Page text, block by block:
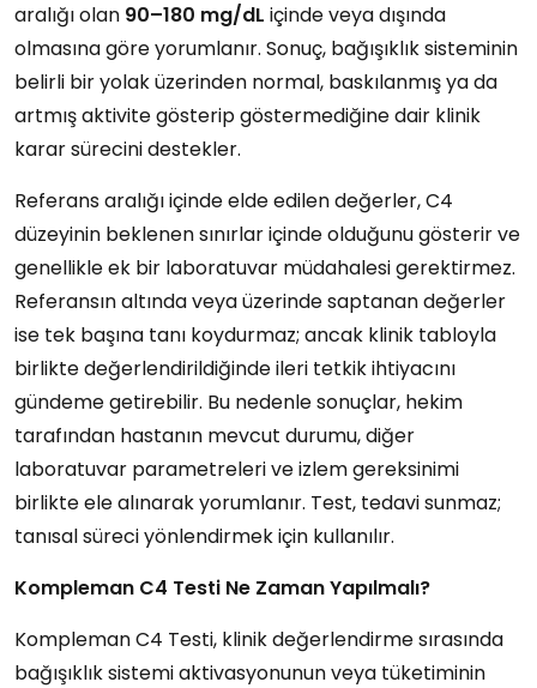
aralığı olan 90–180 mg/dL içinde veya dışında
olmasına göre yorumlanır. Sonuç, bağışıklık sisteminin
belirli bir yolak üzerinden normal, baskılanmış ya da
artmış aktivite gösterip göstermediğine dair klinik
karar sürecini destekler.
Referans aralığı içinde elde edilen değerler, C4
düzeyinin beklenen sınırlar içinde olduğunu gösterir ve
genellikle ek bir laboratuvar müdahalesi gerektirmez.
Referansın altında veya üzerinde saptanan değerler
ise tek başına tanı koydurmaz; ancak klinik tabloyla
birlikte değerlendirildiğinde ileri tetkik ihtiyacını
gündeme getirebilir. Bu nedenle sonuçlar, hekim
tarafından hastanın mevcut durumu, diğer
laboratuvar parametreleri ve izlem gereksinimi
birlikte ele alınarak yorumlanır. Test, tedavi sunmaz;
tanısal süreci yönlendirmek için kullanılır.
Kompleman C4 Testi Ne Zaman Yapılmalı?
Kompleman C4 Testi, klinik değerlendirme sırasında
bağışıklık sistemi aktivasyonunun veya tüketiminin